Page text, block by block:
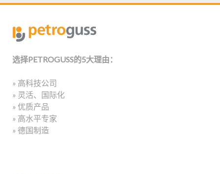
选择PETROGUSS的5大理由：
» 高科技公司
» 灵活、国际化
» 优质产品
» 高水平专家
» 德国制造